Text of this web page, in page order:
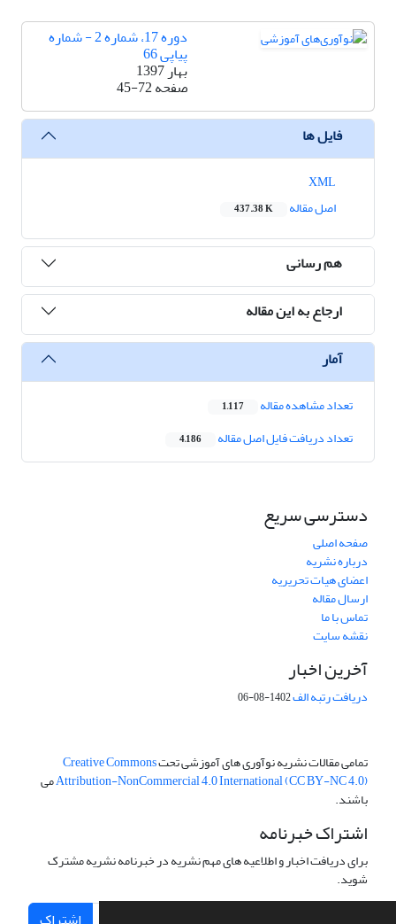
دوره 17، شماره 2 - شماره
پیاپی 66
بهار 1397
صفحه45-72
فایل ها
اصل مقاله
437.38 K
هم رسانی
ارجاع به این مقاله
آمار
تعداد مشاهده مقاله 1,117
تعداد دریافت فایل اصل مقاله 4,186
دسترسی سریع
صفحه اصلی
درباره نشریه
اعضای هیات تحریریه
ارسال مقاله
تماس با ما
نقشه سایت
آخرین اخبار
دریافت رتبه الف1402-08-06
تمامی مقالات نشریه نوآوری های آموزشی تحتCreative Commons
Attribution-NonCommercial 4.0 International (CC BY-NC 4.0)می
باشند.
اشتراک خبرنامه
برای دریافت اخبار و اطلاعیه های مهم نشریه در خبرنامه نشریه مشترک
شوید.